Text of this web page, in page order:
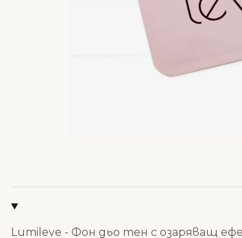
Lumileve - Фон дьо тен с озаряващ